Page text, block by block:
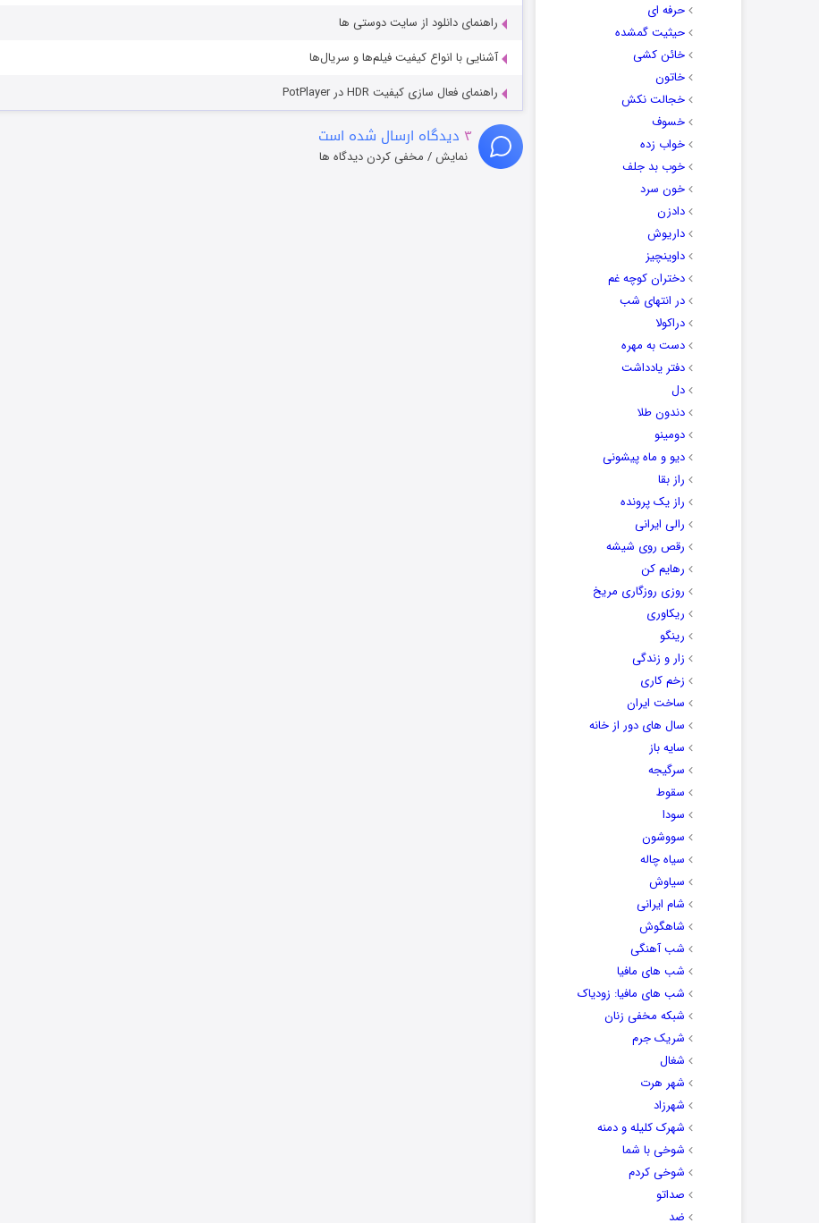
حرفه ای
حیثیت گمشده
خائن کشی
خاتون
خجالت نکش
خسوف
خواب زده
خوب بد جلف
خون سرد
دادزن
داریوش
داوینچیز
دختران کوچه غم
در انتهای شب
دراکولا
دست به مهره
دفتر یادداشت
دل
دندون طلا
دومینو
دیو و ماه پیشونی
راز بقا
راز یک پرونده
رالی ایرانی
رقص روی شیشه
رهایم کن
روزی روزگاری مریخ
ریکاوری
رینگو
زار و زندگی
زخم کاری
ساخت ایران
سال های دور از خانه
سایه باز
سرگیجه
سقوط
سودا
سووشون
سیاه چاله
سیاوش
شام ایرانی
شاهگوش
شب آهنگی
شب های مافیا
شب های مافیا: زودیاک
شبکه مخفی زنان
شریک جرم
شغال
شهر هرت
شهرزاد
شهرک کلیله و دمنه
شوخی با شما
شوخی کردم
صداتو
ضد
راهنمای دانلود از سایت دوستی ها
آشنایی با انواع کیفیت فیلم‌ها و سریال‌ها
راهنمای فعال سازی کیفیت HDR در PotPlayer
۳ دیدگاه ارسال شده است
نمایش / مخفی کردن دیدگاه ها